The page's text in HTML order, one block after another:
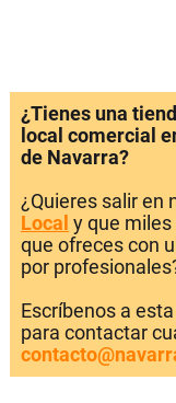
¿Tienes una
local comercial
de Navarra?
¿Quieres salir en
Local y que
que ofreces con
por
Escríbenos a
para contactar